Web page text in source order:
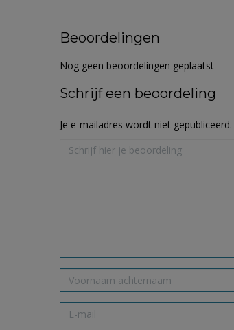
Beoordelingen
Nog geen beoordelingen geplaatst
Schrijf een beoordeling
Je e-mailadres wordt niet gepubliceerd.